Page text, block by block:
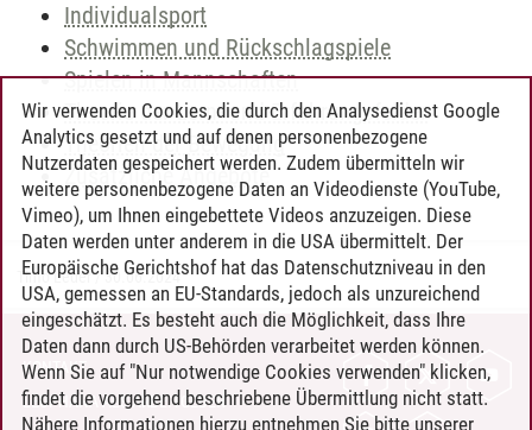
Individualsport
Schwimmen und Rückschlagspiele
Spielen in Mannschaften
Theorie der Lern- und Erfahrungsfelder
Theorien der Bewegung
Zusätzliche Angebote
Timo Leder/30.06.2024
KONTAKT
LEUPHANA ALS ARBEITGEBER
Wir verwenden Cookies, die durch den Analysedienst Google
Analytics gesetzt und auf denen personenbezogene
Nutzerdaten gespeichert werden. Zudem übermitteln wir
weitere personenbezogene Daten an Videodienste (YouTube,
Vimeo), um Ihnen eingebettete Videos anzuzeigen. Diese
Daten werden unter anderem in die USA übermittelt. Der
Europäische Gerichtshof hat das Datenschutzniveau in den
USA, gemessen an EU-Standards, jedoch als unzureichend
eingeschätzt. Es besteht auch die Möglichkeit, dass Ihre
Daten dann durch US-Behörden verarbeitet werden können.
Wenn Sie auf "Nur notwendige Cookies verwenden" klicken,
findet die vorgehend beschriebene Übermittlung nicht statt.
Nähere Informationen hierzu entnehmen Sie bitte unserer